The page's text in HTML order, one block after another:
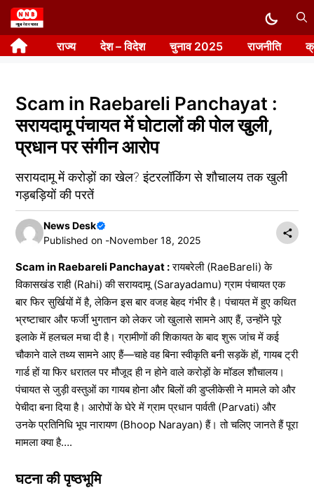
Skip
to
content राज्य देश – विदेश चुनाव 2025 राजनीति
Scam in Raebareli Panchayat :
सरायदामू पंचायत में घोटालों की पोल खुली,
प्रधान पर संगीन आरोप
सरायदामू में करोड़ों का खेल? इंटरलॉकिंग से शौचालय तक खुली
गड़बड़ियों की परतें
News Desk
Published on -November 18, 2025
Scam in Raebareli Panchayat :रायबरेली (RaeBareli) के
विकासखंड राही (Rahi) की सरायदामू (Sarayadamu) ग्राम पंचायत एक
बार फिर सुर्खियों में है, लेकिन इस बार वजह बेहद गंभीर है। पंचायत में हुए कथित
भ्रष्टाचार और फर्जी भुगतान को लेकर जो खुलासे सामने आए हैं, उन्होंने पूरे
इलाके में हलचल मचा दी है। ग्रामीणों की शिकायत के बाद शुरू जांच में कई
चौकाने वाले तथ्य सामने आए हैं—चाहे वह बिना स्वीकृति बनी सड़कें हों, गायब ट्री
गार्ड हों या फिर धरातल पर मौजूद ही न होने वाले करोड़ों के मॉडल शौचालय।
पंचायत से जुड़ी वस्तुओं का गायब होना और बिलों की डुप्लीकेसी ने मामले को और
पेचीदा बना दिया है। आरोपों के घेरे में ग्राम प्रधान पार्वती (Parvati) और
उनके प्रतिनिधि भूप नारायण (Bhoop Narayan) हैं। तो चलिए जानते हैं पूरा
मामला क्या है….
घटना की पृष्ठभूमि